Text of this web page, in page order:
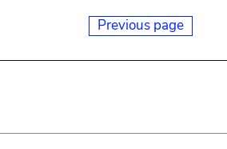
Previous page